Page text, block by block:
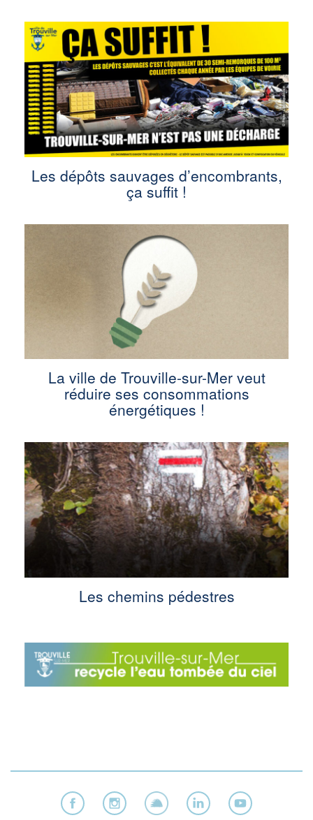
Les dépôts sauvages d’encombrants,
ça suffit !
La ville de Trouville-sur-Mer veut
réduire ses consommations
énergétiques !
Les chemins pédestres